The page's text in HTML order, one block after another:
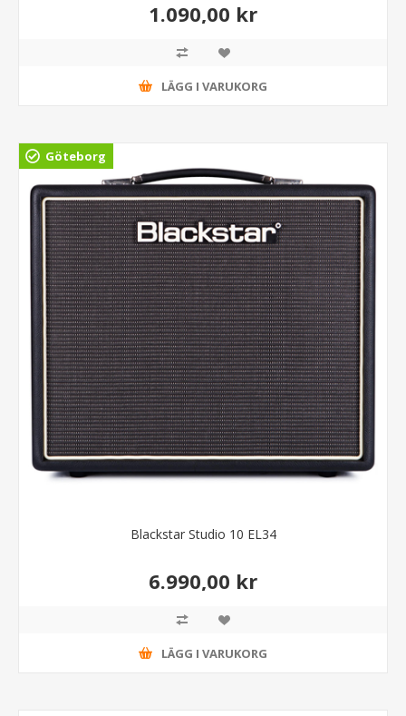
1.090,00 kr
LÄGG I VARUKORG
Göteborg
Blackstar Studio 10 EL34
6.990,00 kr
LÄGG I VARUKORG